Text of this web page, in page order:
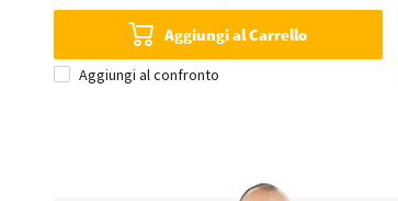
Aggiungi al Carrello
Aggiungi al confronto